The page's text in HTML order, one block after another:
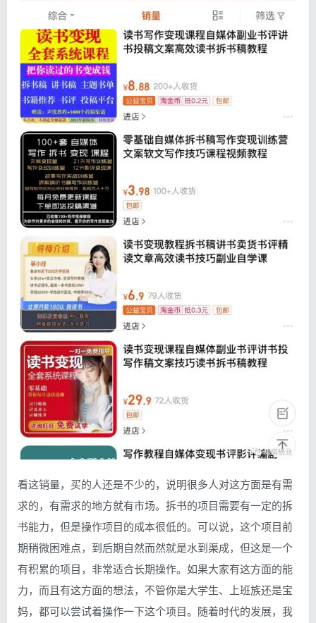
看这销量，买的人还是不少的，说明很多人对这方面是有需
求的，有需求的地方就有市场。拆书的项目需要有一定的拆
书能力，但是操作项目的成本很低的。可以说，这个项目前
期稍微困难点，到后期自然而然就是水到渠成，但这是一个
有积累的项目，非常适合长期操作。如果大家有这方面的能
力，而且有这方面的想法，不管你是大学生、上班族还是宝
妈，都可以尝试着操作一下这个项目。随着时代的发展，我